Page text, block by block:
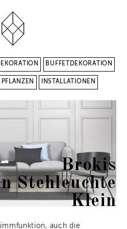
BUFFETDEKORATION
PFLANZEN INSTALLATIONEN
Brokis
Stehleuchte
Klein
auch die